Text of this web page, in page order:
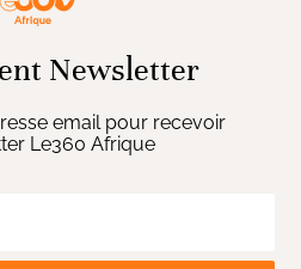
Newsletter
email pour recevoir
Le360 Afrique